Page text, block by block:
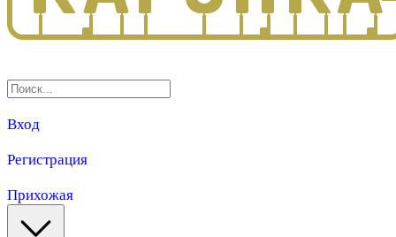
Вход
Регистрация
Прихожая